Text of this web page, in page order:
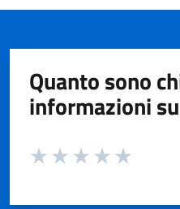
Quanto sono
informazioni
Valuta da 1 a 5 stelle la pagina